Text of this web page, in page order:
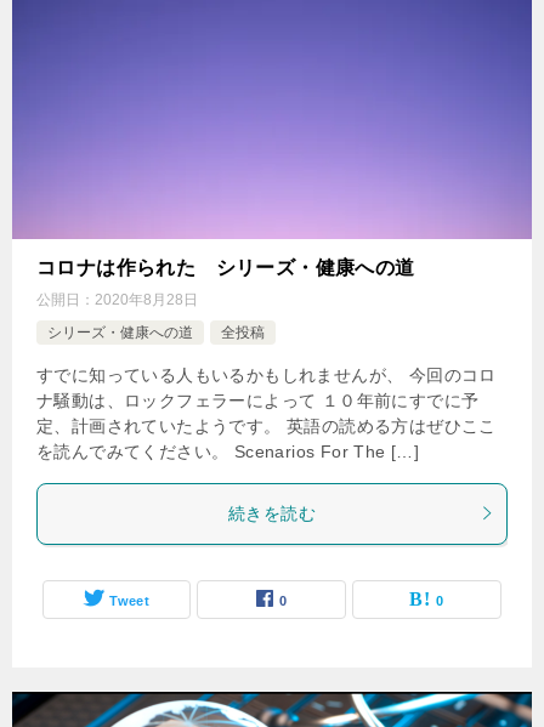
コロナは作られた シリーズ・健康への道
公開日： 2020年8月28日
シリーズ・健康への道
全投稿
すでに知っている人もいるかもしれませんが、 今回のコロ
ナ騒動は、ロックフェラーによって １０年前にすでに予
定、計画されていたようです。 英語の読める方はぜひここ
を読んでみてください。 Scenarios For The […]
続きを読む
Tweet 0 0